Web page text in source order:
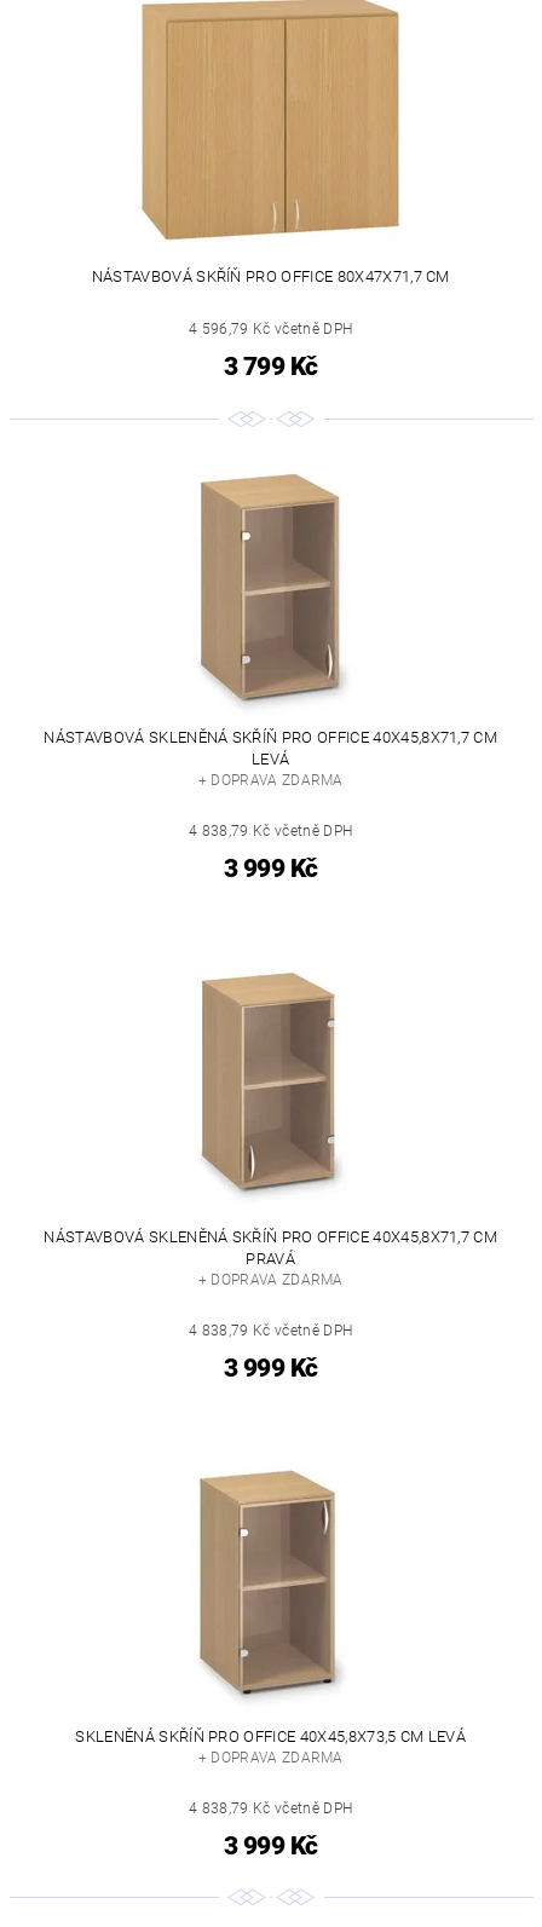
NÁSTAVBOVÁ SKŘÍŇ PRO OFFICE 80X47X71,7 CM
4 596,79 Kč včetně DPH
3 799 Kč
NÁSTAVBOVÁ SKLENĚNÁ SKŘÍŇ PRO OFFICE 40X45,8X71,7 CM
LEVÁ
+ DOPRAVA ZDARMA
4 838,79 Kč včetně DPH
3 999 Kč
NÁSTAVBOVÁ SKLENĚNÁ SKŘÍŇ PRO OFFICE 40X45,8X71,7 CM
PRAVÁ
+ DOPRAVA ZDARMA
4 838,79 Kč včetně DPH
3 999 Kč
SKLENĚNÁ SKŘÍŇ PRO OFFICE 40X45,8X73,5 CM LEVÁ
+ DOPRAVA ZDARMA
4 838,79 Kč včetně DPH
3 999 Kč